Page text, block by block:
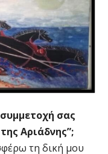
σας
Αριάδνης”;
τη δική μου